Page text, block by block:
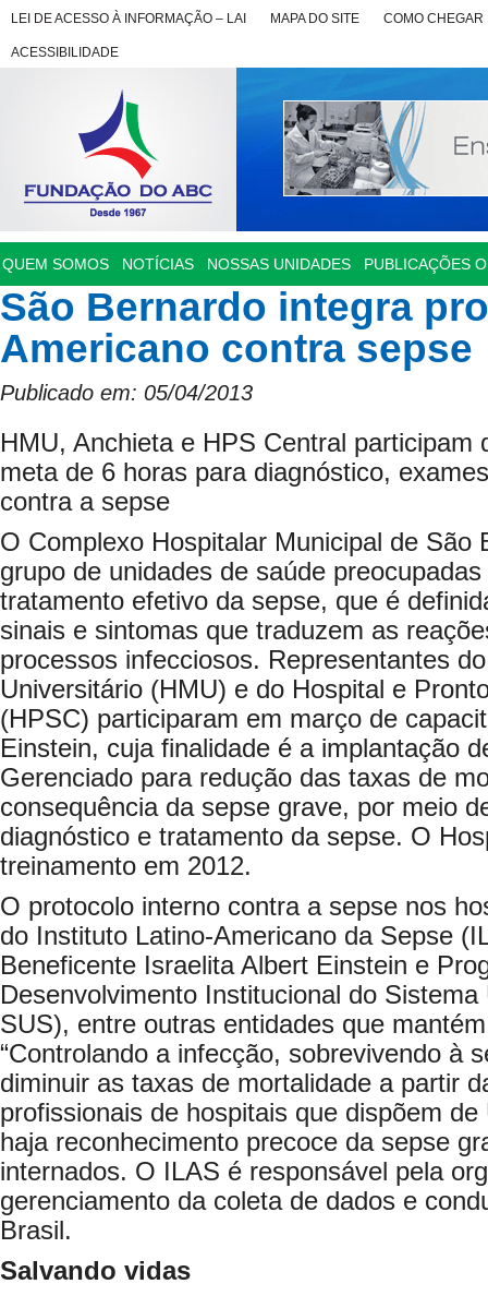
LEI DE ACESSO À INFORMAÇÃO – LAI MAPA DO SITE COMO CHEGAR
ACESSIBILIDADE
QUEM SOMOS NOTÍCIAS NOSSAS UNIDADES PUBLICAÇÕES
São Bernardo integra
Americano contra sepse
Publicado em: 05/04/2013
HMU, Anchieta e HPS Central participam
meta de 6 horas para diagnóstico,
contra a sepse
O Complexo Hospitalar Municipal de São
grupo de unidades de saúde
tratamento efetivo da sepse, que é
sinais e sintomas que traduzem as
processos infecciosos. Representantes
Universitário (HMU) e do Hospital e
(HPSC) participaram em março de
Einstein, cuja finalidade é a implantação
Gerenciado para redução das taxas de
consequência da sepse grave, por meio
diagnóstico e tratamento da sepse. O
treinamento em 2012.
O protocolo interno contra a sepse nos
do Instituto Latino-Americano da Sepse
Beneficente Israelita Albert Einstein e
Desenvolvimento Institucional do
SUS), entre outras entidades que
“Controlando a infecção, sobrevivendo à
diminuir as taxas de mortalidade a partir
profissionais de hospitais que dispõem
haja reconhecimento precoce da sepse
internados. O ILAS é responsável pela
gerenciamento da coleta de dados e
Brasil.
Salvando vidas